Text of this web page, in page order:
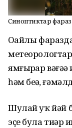
Синоптиктар
Оҙайлы
ямғырҙар
һәм беҙҙә,
Шулай уҡ йәй
эҫе була тиҙәр